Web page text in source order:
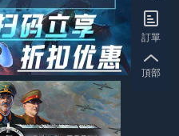
模擬
訂單
頂部